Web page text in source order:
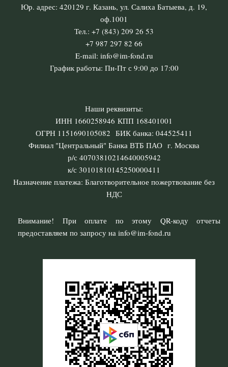
Юр. адрес: 420129 г. Казань, ул. Салиха Батыева, д. 19,
оф.1001
Тел.: +7 (843) 209 26 53
+7 987 297 82 66
E-mail: info@im-fond.ru
График работы: Пн-Пт с 9:00 до 17:00
Наши реквизиты:
ИНН 1660258946 КПП 168401001
ОГРН 1151690105082 БИК банка: 044525411
Филиал "Центральный" Банка ВТБ ПАО г. Москва
р/с 40703810214640005942
к/с 30101810145250000411
Назначение платежа: Благотворительное пожертвование без
НДС
Внимание! При оплате по этому QR-коду отчеты
предоставляем по запросу на info@im-fond.ru